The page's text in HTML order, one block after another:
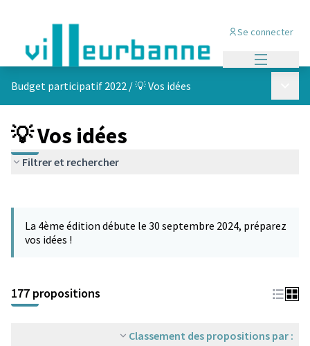
Se connecter
Budget participatif 2022 /💡 Vos idées
💡 Vos idées
Filtrer et rechercher
−
La 4ème édition débute le 30 septembre 2024, préparez
vos idées !
177 propositions
Classement des propositions par :